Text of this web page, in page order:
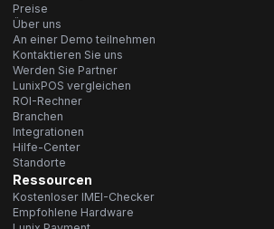
Preise
Über uns
An einer Demo teilnehmen
Kontaktieren Sie uns
Werden Sie Partner
LunixPOS vergleichen
ROI-Rechner
Branchen
Integrationen
Hilfe-Center
Standorte
Ressourcen
Kostenloser IMEI-Checker
Empfohlene Hardware